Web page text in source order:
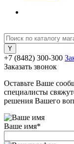
+7 (8482) 300-300
Заказать звонок
Оставьте Ваше
специалисты
решения Вашего
Ваше имя*